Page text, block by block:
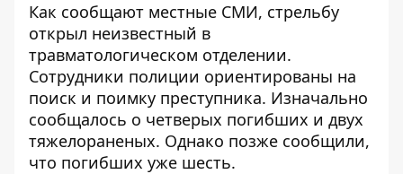
Как сообщают местные СМИ, стрельбу
открыл неизвестный в
травматологическом отделении.
Сотрудники полиции ориентированы на
поиск и поимку преступника. Изначально
сообщалось о четверых погибших и двух
тяжелораненых. Однако позже сообщили,
что погибших уже шесть.